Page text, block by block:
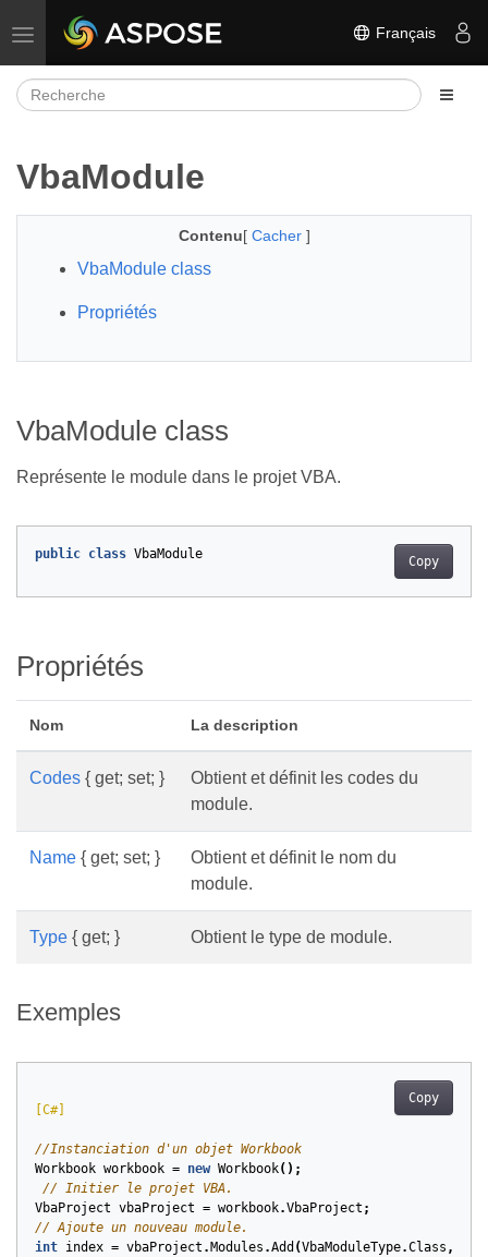
Basculer la navigation Français
VbaModule
Contenu[ Cacher ]
VbaModule class
Propriétés
VbaModule class
Représente le module dans le projet VBA.
Copy
public class VbaModule
Propriétés
Nom La description
Codes { get; set; }
Obtient et définit les codes du
module.
Name { get; set; }
Obtient et définit le nom du
module.
Type { get; } Obtient le type de module.
Exemples
Copy
[C#]
//Instanciation d'un objet Workbook
Workbook workbook = new Workbook();
// Initier le projet VBA.
VbaProject vbaProject = workbook.VbaProject ;
// Ajoute un nouveau module.
int index = vbaProject . Modules .Add (VbaModuleType.Class ,